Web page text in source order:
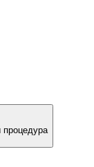
процедура